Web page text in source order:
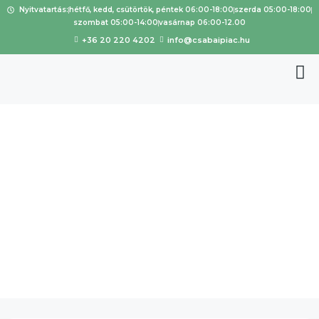
Nyitvatartás:hétfő, kedd, csütörtök, péntek 06:00-18:00szerda 05:00-18:00
szombat 05:00-14:00vasárnap 06:00-12.00
+36 20 220 4202 info@csabaipiac.hu